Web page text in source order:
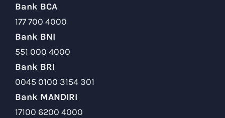
Bank BCA
177 700 4000
Bank BNI
551 000 4000
Bank BRI
0045 0100 3154 301
Bank MANDIRI
17100 6200 4000